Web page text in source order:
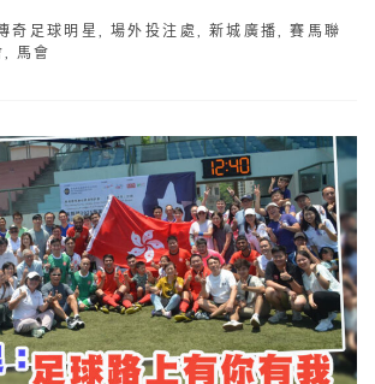
奇足球明星 ,場外投注處 新城廣播 ,賽馬聯
馬會